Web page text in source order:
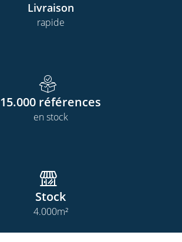
Livraison
rapide
15.000 références
en stock
Stock
4.000m²